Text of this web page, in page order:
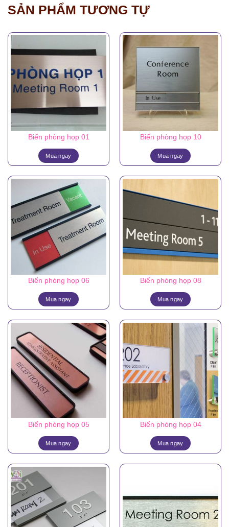
SẢN PHẨM TƯƠNG TỰ
Biển phòng họp 01
Mua ngay
Biển phòng họp 10
Mua ngay
Biển phòng họp 06
Mua ngay
Biển phòng họp 08
Mua ngay
Biển phòng họp 05
Mua ngay
Biển phòng họp 04
Mua ngay